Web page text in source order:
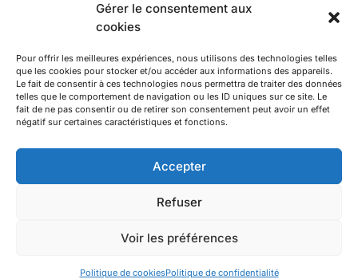
Gérer le consentement aux
cookies
Pour offrir les meilleures expériences, nous utilisons des technologies telles
que les cookies pour stocker et/ou accéder aux informations des appareils.
Le fait de consentir à ces technologies nous permettra de traiter des données
telles que le comportement de navigation ou les ID uniques sur ce site. Le
fait de ne pas consentir ou de retirer son consentement peut avoir un effet
négatif sur certaines caractéristiques et fonctions.
Accepter
Refuser
Voir les préférences
Politique de cookiesPolitique de confidentialité
Téléphone : 04 78 53 06 40
maisondesculturesasiatiques@asiexpo.com
Tous droits réservés.